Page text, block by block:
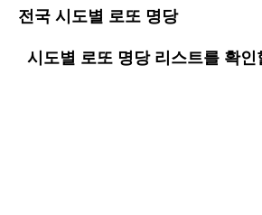
전국 시도별 로또 명당
시도별 로또 명당 리스트를 확인